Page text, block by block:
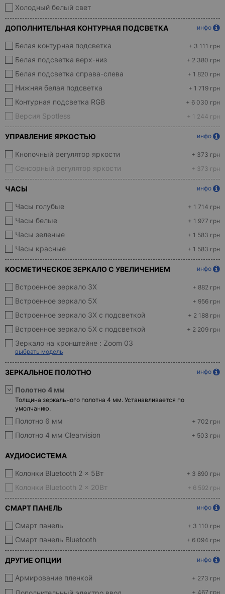
Холодный белый свет
ДОПОЛНИТЕЛЬНАЯ КОНТУРНАЯ ПОДСВЕТКА инфо
Белая контурная подсветка + 3 111 грн
Белая подсветка верх-низ + 2 380 грн
Белая подсветка справа-слева + 1 820 грн
Нижняя белая подсветка + 1 719 грн
Контурная подсветка RGB + 6 030 грн
Версия Spotless + 1 244 грн
УПРАВЛЕНИЕ ЯРКОСТЬЮ инфо
Кнопочный регулятор яркости + 373 грн
Сенсорный регулятор яркости + 373 грн
ЧАСЫ инфо
Часы голубые + 1 714 грн
Часы белые + 1 977 грн
Часы зеленые + 1 583 грн
Часы красные + 1 583 грн
КОСМЕТИЧЕСКОЕ ЗЕРКАЛО С УВЕЛИЧЕНИЕМ инфо
Встроенное зеркало 3X + 882 грн
Встроенное зеркало 5X + 956 грн
Встроенное зеркало 3X с подсветкой + 2 188 грн
Встроенное зеркало 5X с подсветкой + 2 209 грн
Зеркало на кронштейне : Zoom 03
выбрать модель
ЗЕРКАЛЬНОЕ ПОЛОТНО инфо
Полотно 4 мм
Толщина зеркального полотна 4 мм. Устанавливается по
умолчанию.
Полотно 6 мм + 702 грн
Полотно 4 мм Clearvision + 503 грн
АУДИОСИСТЕМА
Колонки Bluetooth 2 x 5Вт + 3 890 грн
Колонки Bluetooth 2 x 20Вт + 6 592 грн
СМАРТ ПАНЕЛЬ инфо
Смарт панель + 3 110 грн
Смарт панель Bluetooth + 6 094 грн
ДРУГИЕ ОПЦИИ инфо
Армирование пленкой + 273 грн
+ 467 грн